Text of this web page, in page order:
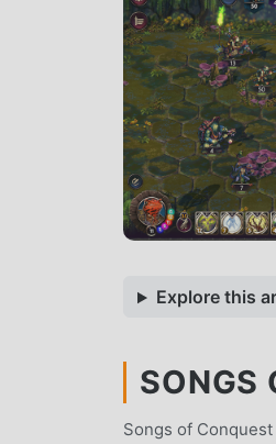
Explore this
SONGS
Songs of